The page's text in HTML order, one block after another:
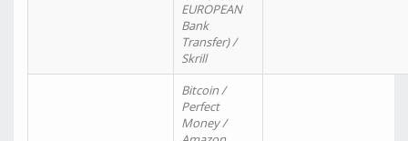
EUROPEAN
Bank
Transfer) /
Skrill
Bitcoin /
Perfect
Money /